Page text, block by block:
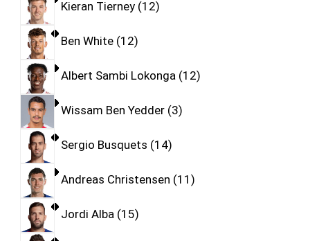
Kieran Tierney 12
Ben White 12
Albert Sambi Lokonga 12
Wissam Ben Yedder 3
Sergio Busquets 14
Andreas Christensen 11
Jordi Alba 15